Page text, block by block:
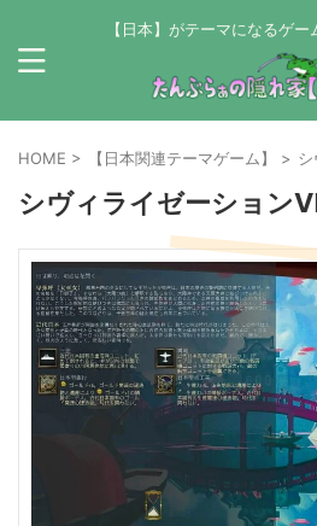
【日本】がテーマになるゲー
HOME > 【日本関連テーマゲーム】 >
シヴィライゼーショ